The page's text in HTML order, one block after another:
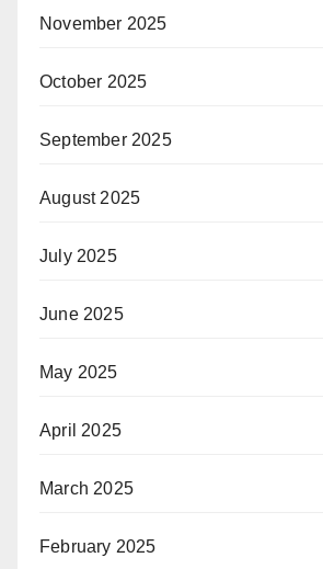
November 2025
October 2025
September 2025
August 2025
July 2025
June 2025
May 2025
April 2025
March 2025
February 2025